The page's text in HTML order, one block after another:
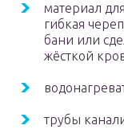
материал
гибкая
бани или
жёсткой
трубы